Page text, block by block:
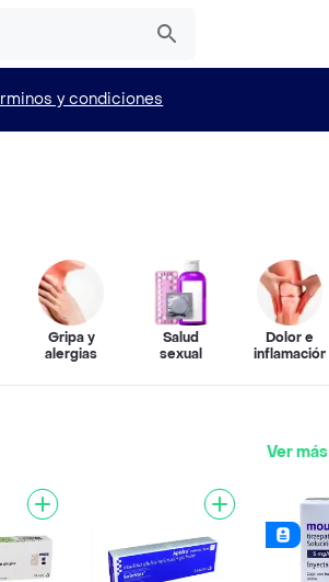
y condiciones
Gripa y
alergias
Salud
sexual
Dolor e
inflamación
Ver más